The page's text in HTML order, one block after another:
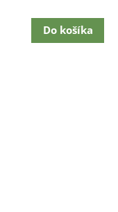
Do košíka